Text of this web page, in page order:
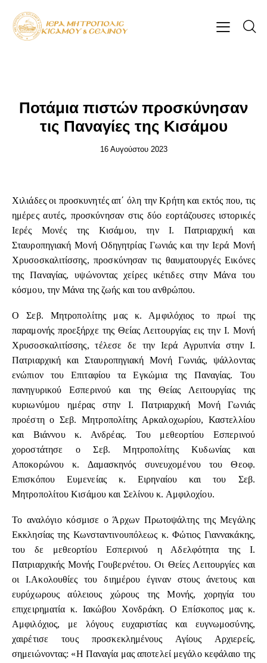
Ποτάμια πιστών προσκύνησαν
τις Παναγίες της Κισάμου
16 Αυγούστου 2023
Χιλιάδες οι προσκυνητές απ΄ όλη την Κρήτη και εκτός που, τις
ημέρες αυτές, προσκύνησαν στις δύο εορτάζουσες ιστορικές
Ιερές Μονές της Κισάμου, την Ι. Πατριαρχική και
Σταυροπηγιακή Μονή Οδηγητρίας Γωνιάς και την Ιερά Μονή
Χρυσοσκαλιτίσσης, προσκύνησαν τις θαυματουργές Εικόνες
της Παναγίας, υψώνοντας χείρες ικέτιδες στην Μάνα του
κόσμου, την Μάνα της ζωής και του ανθρώπου.
Ο Σεβ. Μητροπολίτης μας κ. Αμφιλόχιος το πρωί της
παραμονής προεξήρχε της Θείας Λειτουργίας εις την Ι. Μονή
Χρυσοσκαλιτίσσης, τέλεσε δε την Ιερά Αγρυπνία στην Ι.
Πατριαρχική και Σταυροπηγιακή Μονή Γωνιάς, ψάλλοντας
ενώπιον του Επιταφίου τα Εγκώμια της Παναγίας. Του
πανηγυρικού Εσπερινού και της Θείας Λειτουργίας της
κυριωνύμου ημέρας στην Ι. Πατριαρχική Μονή Γωνιάς
προέστη ο Σεβ. Μητροπολίτης Αρκαλοχωρίου, Καστελλίου
και Βιάννου κ. Ανδρέας. Του μεθεορτίου Εσπερινού
χοροστάτησε ο Σεβ. Μητροπολίτης Κυδωνίας και
Αποκορώνου κ. Δαμασκηνός συνευχομένου του Θεοφ.
Επισκόπου Ευμενείας κ. Ειρηναίου και του Σεβ.
Μητροπολίτου Κισάμου και Σελίνου κ. Αμφιλοχίου.
Το αναλόγιο κόσμισε ο Άρχων Πρωτοψάλτης της Μεγάλης
Εκκλησίας της Κωνσταντινουπόλεως κ. Φώτιος Γιαννακάκης,
του δε μεθεορτίου Εσπερινού η Αδελφότητα της Ι.
Πατριαρχικής Μονής Γουβερνέτου. Οι Θείες Λειτουργίες και
οι Ι.Ακολουθίες του διημέρου έγιναν στους άνετους και
ευρύχωρους αύλειους χώρους της Μονής, χορηγία του
επιχειρηματία κ. Ιακώβου Χονδράκη. Ο Επίσκοπος μας κ.
Αμφιλόχιος, με λόγους ευχαριστίας και ευγνωμοσύνης,
χαιρέτισε τους προσκεκλημένους Αγίους Αρχιερείς,
σημειώνοντας: «Η Παναγία μας αποτελεί μεγάλο κεφάλαιο της